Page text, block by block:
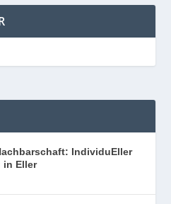
IndividuEller
in Eller